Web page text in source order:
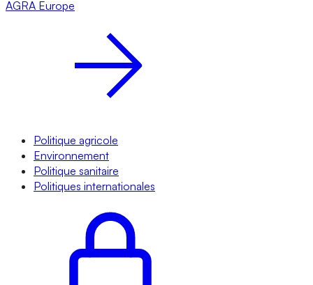
AGRA Europe
Politique agricole
Environnement
Politique sanitaire
Politiques internationales